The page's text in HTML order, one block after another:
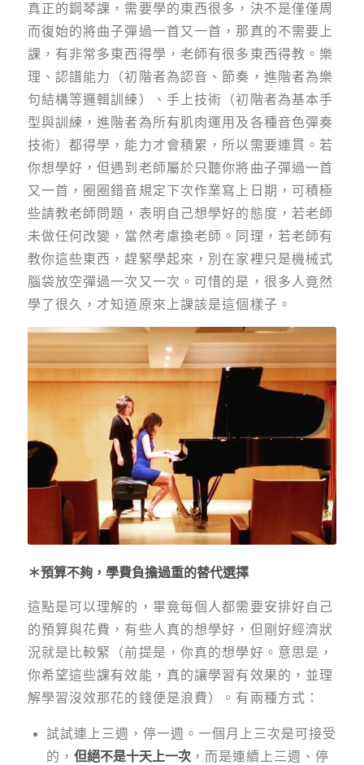
真正的鋼琴課，需要學的東西很多，決不是僅僅周
而復始的將曲子彈過一首又一首，那真的不需要上
課，有非常多東西得學，老師有很多東西得教。樂
理、認譜能力（初階者為認音、節奏，進階者為樂
句結構等邏輯訓練）、手上技術（初階者為基本手
型與訓練，進階者為所有肌肉運用及各種音色彈奏
技術）都得學，能力才會積累，所以需要連貫。若
你想學好，但遇到老師屬於只聽你將曲子彈過一首
又一首，圈圈錯音規定下次作業寫上日期，可積極
些請教老師問題，表明自己想學好的態度，若老師
未做任何改變，當然考慮換老師。同理，若老師有
教你這些東西，趕緊學起來，別在家裡只是機械式
腦袋放空彈過一次又一次。可惜的是，很多人竟然
學了很久，才知道原來上課該是這個樣子。
＊預算不夠，學費負擔過重的替代選擇
這點是可以理解的，畢竟每個人都需要安排好自己
的預算與花費，有些人真的想學好，但剛好經濟狀
況就是比較緊（前提是，你真的想學好。意思是，
你希望這些課有效能，真的讓學習有效果的，並理
解學習沒效那花的錢便是浪費）。有兩種方式：
試試連上三週，停一週。一個月上三次是可接受
的， 但絕不是十天上一次，而是連續上三週、停